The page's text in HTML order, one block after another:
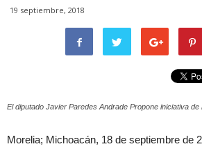
19 septiembre, 2018
El diputado Javier Paredes Andrade Propone iniciativa de
Morelia; Michoacán, 18 de septiembre de